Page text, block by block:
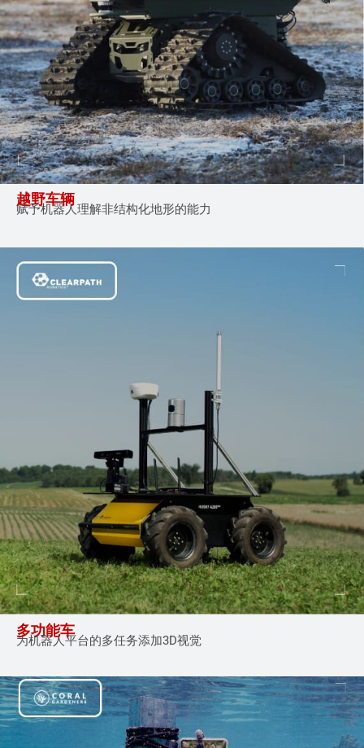
越野车辆
赋予机器人理解非结构化地形的能力
多功能车
为机器人平台的多任务添加3D视觉